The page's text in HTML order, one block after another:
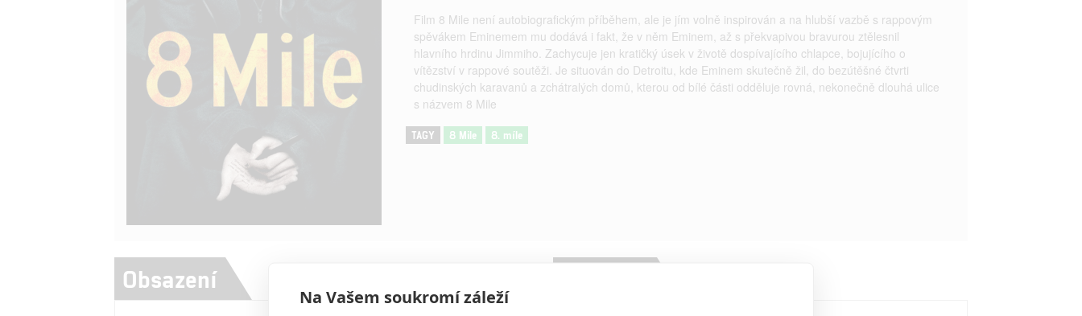
Film 8 Mile není autobiografickým příběhem, ale je jím volně inspirován a na hlubší vazbě s rappovým
spěvákem Eminemem mu dodává i fakt, že v něm Eminem, až s překvapivou bravurou ztělesnil
hlavního hrdinu Jimmiho. Zachycuje jen kratičký úsek v životě dospívajícího chlapce, bojujícího o
vítězství v rappové soutěži. Je situován do Detroitu, kde Eminem skutečně žil, do bezútěšné čtvrti
chudinských karavanů a zchátralých domů, kterou od bílé části odděluje rovná, nekonečně dlouhá ulice
s názvem 8 Mile
TAGY 8 Mile 8. míle
Obsazení
Na Vašem soukromí záleží